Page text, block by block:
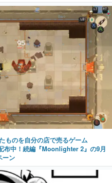
ものを自分の店で売るゲーム
布中！続編『Moonlighter 2』の9月
ーン